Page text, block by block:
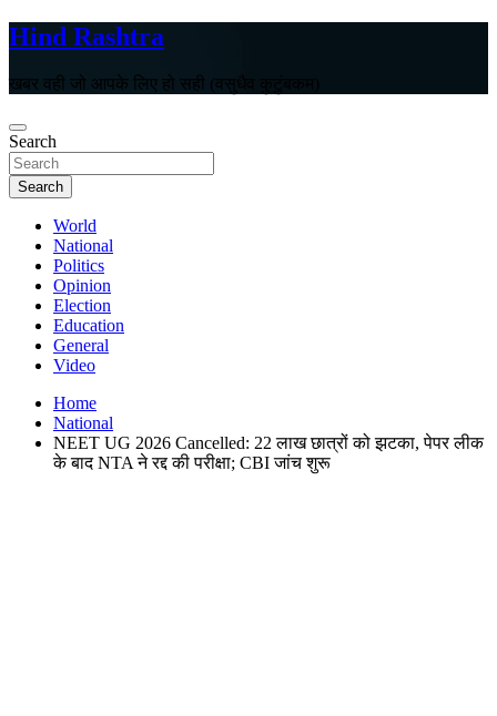
Hind Rashtra
खबर वही जो आपके लिए हो सही (वसुधैव कुटुंबकम)
Search
Search
World
National
Politics
Opinion
Election
Education
General
Video
Home
National
NEET UG 2026 Cancelled: 22 लाख छात्रों को झटका, पेपर लीक
के बाद NTA ने रद्द की परीक्षा; CBI जांच शुरू